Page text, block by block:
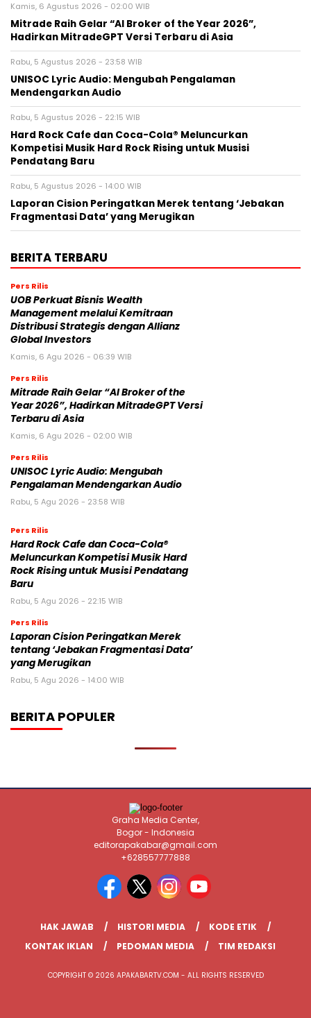
Kamis, 6 Agustus 2026 - 02:00 WIB
Mitrade Raih Gelar “AI Broker of the Year 2026”,
Hadirkan MitradeGPT Versi Terbaru di Asia
Rabu, 5 Agustus 2026 - 23:58 WIB
UNISOC Lyric Audio: Mengubah Pengalaman
Mendengarkan Audio
Rabu, 5 Agustus 2026 - 22:15 WIB
Hard Rock Cafe dan Coca-Cola® Meluncurkan
Kompetisi Musik Hard Rock Rising untuk Musisi
Pendatang Baru
Rabu, 5 Agustus 2026 - 14:00 WIB
Laporan Cision Peringatkan Merek tentang ‘Jebakan
Fragmentasi Data’ yang Merugikan
BERITA TERBARU
Pers Rilis
UOB Perkuat Bisnis Wealth
Management melalui Kemitraan
Distribusi Strategis dengan Allianz
Global Investors
Kamis, 6 Agu 2026 - 06:39 WIB
Pers Rilis
Mitrade Raih Gelar “AI Broker of the
Year 2026”, Hadirkan MitradeGPT Versi
Terbaru di Asia
Kamis, 6 Agu 2026 - 02:00 WIB
Pers Rilis
UNISOC Lyric Audio: Mengubah
Pengalaman Mendengarkan Audio
Rabu, 5 Agu 2026 - 23:58 WIB
Pers Rilis
Hard Rock Cafe dan Coca-Cola®
Meluncurkan Kompetisi Musik Hard
Rock Rising untuk Musisi Pendatang
Baru
Rabu, 5 Agu 2026 - 22:15 WIB
Pers Rilis
Laporan Cision Peringatkan Merek
tentang ‘Jebakan Fragmentasi Data’
yang Merugikan
Rabu, 5 Agu 2026 - 14:00 WIB
BERITA POPULER
Graha Media Center,
Bogor - Indonesia
editorapakabar@gmail.com
+628557777888
HAK JAWAB HISTORI MEDIA
KODE ETIK
KONTAK IKLAN
PEDOMAN MEDIA TIM REDAKSI
COPYRIGHT © 2026 APAKABARTV.COM - ALL RIGHTS RESERVED